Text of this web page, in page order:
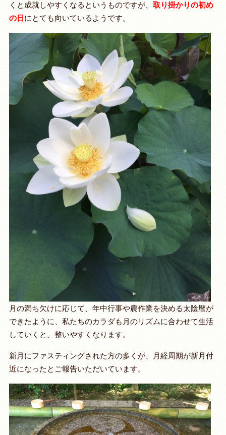
くと成就しやすくなるというものですが、 取り掛かりの初め
の日 にとても向いているようです。
月の満ち欠けに応じて、年中行事や農作業を決める太陰暦が
できたように、私たちのカラダも月のリズムに合わせて生活
していくと、整いやすくなります。
新月にファスティングされた方の多くが、月経周期が新月付
近になったとご報告いただいています。